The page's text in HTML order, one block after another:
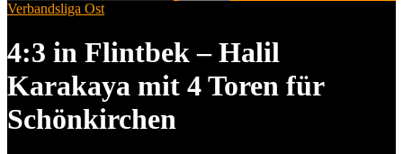
Verbandsliga Ost
4:3 in Flintbek – Halil
Karakaya mit 4 Toren für
Schönkirchen